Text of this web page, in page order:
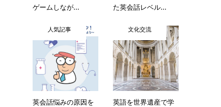
ゲームしなが...
た英会話レベル...
人気記事
英会話悩みの原因を
文化交流
英語を世界遺産で学